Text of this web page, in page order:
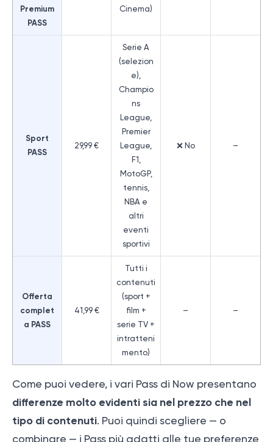
Premium
PASS
Cinema)
Sport
PASS
29,99 €
Serie A
(selezion
e),
Champio
ns
League,
Premier
League,
F1,
MotoGP,
tennis,
NBA e
altri
eventi
sportivi
❌ No –
Offerta
complet
a PASS
41,99 €
Tutti i
contenuti
(sport +
film +
serie TV +
intratteni
mento)
– –
Come puoi vedere, i vari Pass di Now presentano
differenze molto evidenti sia nel prezzo che nel
tipo di contenuti. Puoi quindi scegliere — o
combinare — i Pass più adatti alle tue preferenze